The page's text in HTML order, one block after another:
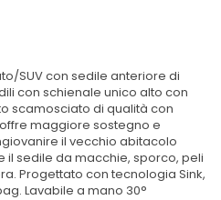
SUV con sedile anteriore di
con schienale unico alto con
scamosciato di qualità con
maggiore sostegno e
il vecchio abitacolo
il sedile da macchie, sporco, peli
Progettato con tecnologia Sink,
Lavabile a mano 30°